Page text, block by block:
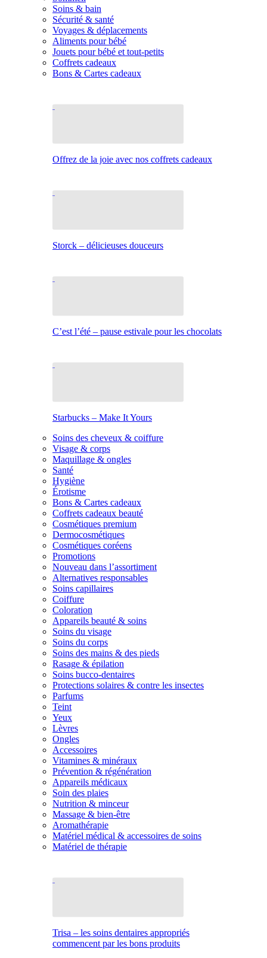
Soins & bain
Sécurité & santé
Voyages & déplacements
Aliments pour bébé
Jouets pour bébé et tout-petits
Coffrets cadeaux
Bons & Cartes cadeaux
Offrez de la joie avec nos coffrets cadeaux
Storck – délicieuses douceurs
C’est l’été – pause estivale pour les chocolats
Starbucks – Make It Yours
Soins des cheveux & coiffure
Visage & corps
Maquillage & ongles
Santé
Hygiène
Érotisme
Bons & Cartes cadeaux
Coffrets cadeaux beauté
Cosmétiques premium
Dermocosmétiques
Cosmétiques coréens
Promotions
Nouveau dans l’assortiment
Alternatives responsables
Soins capillaires
Coiffure
Coloration
Appareils beauté & soins
Soins du visage
Soins du corps
Soins des mains & des pieds
Rasage & épilation
Soins bucco-dentaires
Protections solaires & contre les insectes
Parfums
Teint
Yeux
Lèvres
Ongles
Accessoires
Vitamines & minéraux
Prévention & régénération
Appareils médicaux
Soin des plaies
Nutrition & minceur
Massage & bien-être
Aromathérapie
Matériel médical & accessoires de soins
Matériel de thérapie
Trisa – les soins dentaires appropriés
commencent par les bons produits